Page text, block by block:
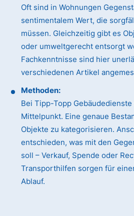
Oft sind in Wohnungen
sentimentalem Wert, die
müssen. Gleichzeitig gibt es
oder umweltgerecht entsorgt
Fachkenntnisse sind hier
verschiedenen Artikel
Methoden:
Bei Tipp-Topp
Mittelpunkt. Eine genaue
Objekte zu kategorisieren.
entschieden, was mit den
soll – Verkauf, Spende oder
Transporthilfen sorgen für
Ablauf.